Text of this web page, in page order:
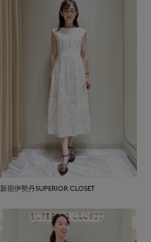
新宿伊勢丹SUPERIOR CLOSET